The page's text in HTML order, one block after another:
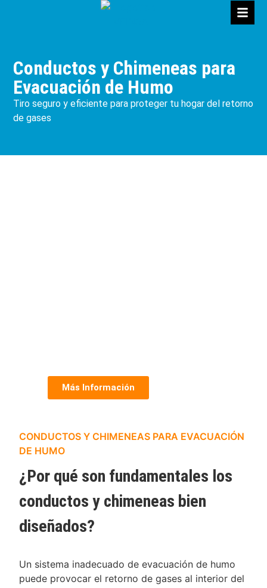
Conductos y Chimeneas para
Evacuación de Humo
Tiro seguro y eficiente para proteger tu hogar del retorno
de gases
Más Información
CONDUCTOS Y CHIMENEAS PARA EVACUACIÓN
DE HUMO
¿Por qué son fundamentales los
conductos y chimeneas bien
diseñados?
Un sistema inadecuado de evacuación de humo
puede provocar el retorno de gases al interior del